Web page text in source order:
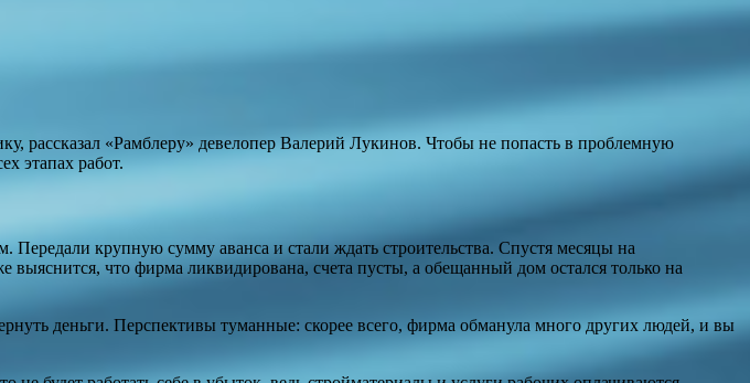
рассказал «Рамблеру» девелопер Валерий Лукинов. Чтобы не попасть в проблемную
этапах работ.
крупную сумму аванса и стали ждать строительства. Спустя месяцы на
что фирма ликвидирована, счета пусты, а обещанный дом остался только на
деньги. Перспективы туманные: скорее всего, фирма обманула много других людей, и вы